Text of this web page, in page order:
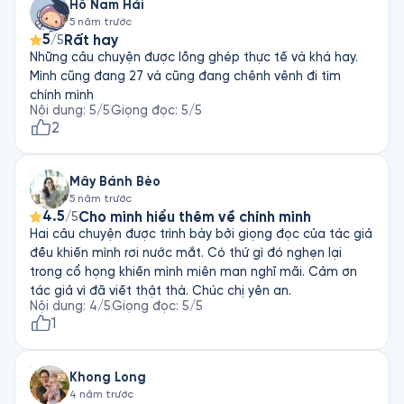
nhau. Giống như khi ta soi gương, mỗi người mỗi khác. Ở góc
độ tác giả, Đặng Huỳnh Mai Anh mong cuốn sách này khiến
mỗi người đọc vào lại thấy một lớp ý nghĩa khác nhau trong
cả cuốn sách và từng truyện, mỗi người thấy những màu sắc
và cảm giác khác nhau.
Mong mỗi bạn đọc sẽ nghe nó nhiều hơn một lần. Bởi nghe
xong, chưa chắc đã là xong.
buồn chẳng vui... để rồi quay về nhà là bốn bức tường cô
độc. Thật mừng vì đã kịp dừng lại để bắt đầu trong môi
trường mới. Cảm ơn Hai mươi bảy
Hồ Nam Hải
5 năm trước
5/5 Rất hay
Những câu chuyện được lồng ghép thực tế và khá hay.
Mình cũng đang 27 và cũng đang chênh vênh đi tìm
chính mình
Nội dung: 5/5Giọng đọc: 5/5
2
Mây Bánh Bèo
5 năm trước
4.5/5Cho mình hiểu thêm về chính mình
Hai câu chuyện được trình bày bởi giọng đọc của tác giả
đều khiến mình rơi nước mắt. Có thứ gì đó nghẹn lại
trong cổ họng khiến mình miên man nghĩ mãi. Cảm ơn
tác giả vì đã viết thật thà. Chúc chị yên an.
Nội dung: 4/5Giọng đọc: 5/5
1
Khong Long
4 năm trước